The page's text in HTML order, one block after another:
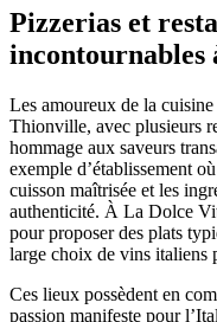
Pizzerias et
incontournables
Les amoureux de la
Thionville, avec plusieurs
hommage aux saveurs
exemple d’établissement
cuisson maîtrisée et les
authenticité. À La Dolce
pour proposer des plats
large choix de vins italiens
Ces lieux possèdent en
passion manifeste pour